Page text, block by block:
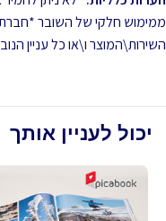
ממימוש חלקי של השובר *חברת
השירות\המוצר ו\או כל עניין
יכול לעניין אותך